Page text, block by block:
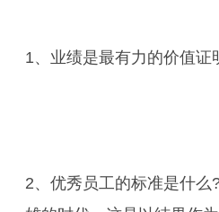
1、业绩是最有力的价值证
2、优秀员工的标准是什么